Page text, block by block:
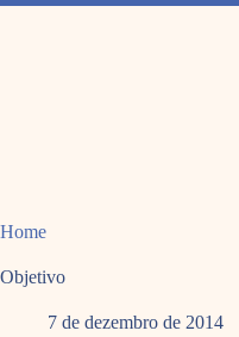
Pular
Home
Objetivo
7 de dezembro de 2014